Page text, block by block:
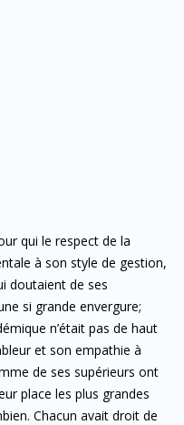
qui le respect de la
à son style de gestion,
doutaient de ses
si grande envergure;
n’était pas de haut
et son empathie à
de ses supérieurs ont
place les plus grandes
Chacun avait droit de